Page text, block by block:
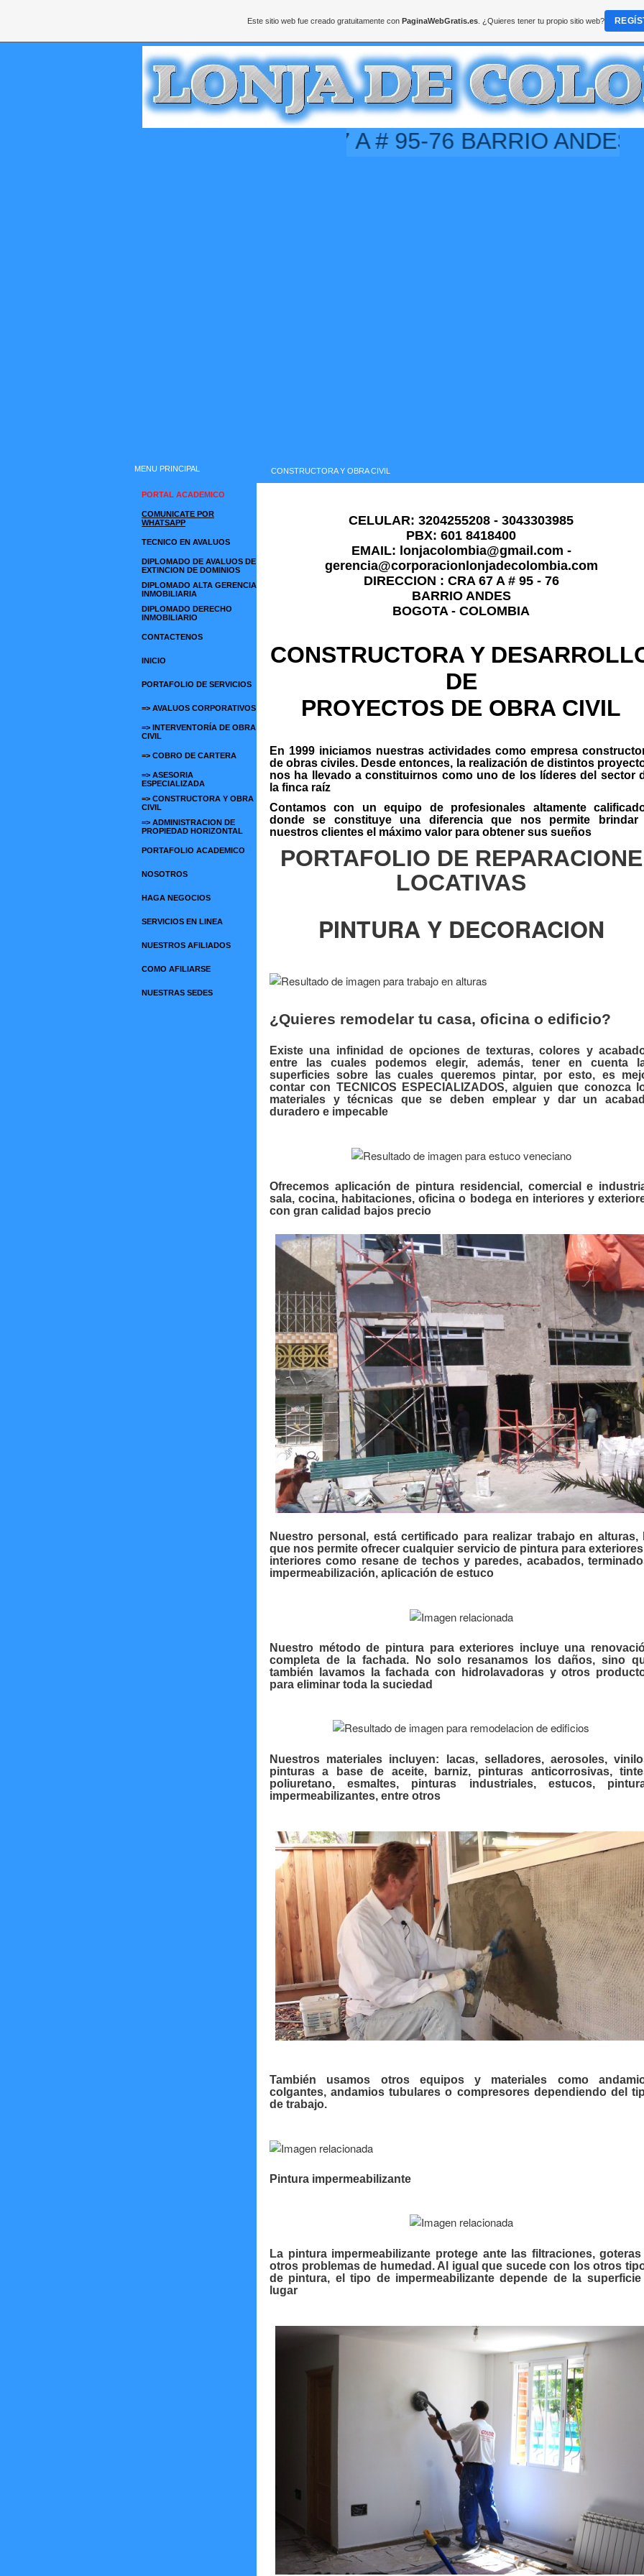
CRA 67 A # 95-76 BARRIO ANDES
MENU PRINCIPAL
PORTAL ACADEMICO
COMUNICATE POR
WHATSAPP
TECNICO EN AVALUOS
DIPLOMADO DE AVALUOS DE
EXTINCION DE DOMINIOS
DIPLOMADO ALTA GERENCIA
INMOBILIARIA
DIPLOMADO DERECHO
INMOBILIARIO
CONTACTENOS
INICIO
PORTAFOLIO DE SERVICIOS
=> AVALUOS CORPORATIVOS
=> INTERVENTORÍA DE OBRA
CIVIL
=> COBRO DE CARTERA
=> ASESORIA
ESPECIALIZADA
=> CONSTRUCTORA Y OBRA
CIVIL
=> ADMINISTRACION DE
PROPIEDAD HORIZONTAL
PORTAFOLIO ACADEMICO
NOSOTROS
HAGA NEGOCIOS
SERVICIOS EN LINEA
NUESTROS AFILIADOS
COMO AFILIARSE
NUESTRAS SEDES
CONSTRUCTORA Y OBRA CIVIL
CELULAR: 3204255208 - 3043303985
PBX: 601 8418400
EMAIL: lonjacolombia@gmail.com -
gerencia@corporacionlonjadecolombia.com
DIRECCION : CRA 67 A # 95 - 76
BARRIO ANDES
BOGOTA - COLOMBIA
CONSTRUCTORA Y
DE
PROYECTOS DE OBRA CIVIL
En 1999 iniciamos nuestras actividades como empresa
de obras civiles. Desde entonces, la realización de distintos
nos ha llevado a constituirnos como uno de los líderes del sector
la finca raíz
Contamos con un equipo de profesionales altamente
donde se constituye una diferencia que nos permite brindar
nuestros clientes el máximo valor para obtener sus sueños
PORTAFOLIO DE REPARACIONE
LOCATIVAS
PINTURA Y DECORACION
¿Quieres remodelar tu casa, oficina o edificio?
Existe una infinidad de opciones de texturas, colores y
entre las cuales podemos elegir, además, tener en cuenta
superficies sobre las cuales queremos pintar, por esto, es
contar con TECNICOS ESPECIALIZADOS, alguien que conozca
materiales y técnicas que se deben emplear y dar un
duradero e impecable
Ofrecemos aplicación de pintura residencial, comercial e
sala, cocina, habitaciones, oficina o bodega en interiores y
con gran calidad bajos precio
Nuestro personal, está certificado para realizar trabajo en alturas,
que nos permite ofrecer cualquier servicio de pintura para
interiores como resane de techos y paredes, acabados,
impermeabilización, aplicación de estuco
Nuestro método de pintura para exteriores incluye una
completa de la fachada. No solo resanamos los daños, sino
también lavamos la fachada con hidrolavadoras y otros
para eliminar toda la suciedad
Nuestros materiales incluyen: lacas, selladores, aerosoles,
pinturas a base de aceite, barniz, pinturas anticorrosivas,
poliuretano, esmaltes, pinturas industriales, estucos,
impermeabilizantes, entre otros
También usamos otros equipos y materiales como
colgantes, andamios tubulares o compresores dependiendo del
de trabajo.
Pintura impermeabilizante
La pintura impermeabilizante protege ante las filtraciones,
otros problemas de humedad. Al igual que sucede con los otros
de pintura, el tipo de impermeabilizante depende de la
lugar
Este sitio web fue creado gratuitamente con PaginaWebGratis.es. ¿Quieres tener tu propio sitio web?